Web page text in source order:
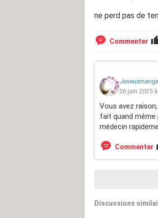
ne perd pas de
Commenter
26 juin 2025
Vous avez
fait quand même
médecin
Commenter
Discussions